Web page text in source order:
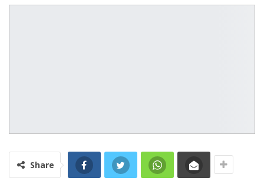
Share